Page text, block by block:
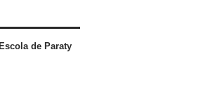
de Paraty